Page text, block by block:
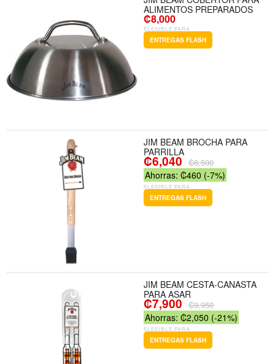
ALIMENTOS PREPARADOS
₡8,000
ELEGIBLE PARA
ENTREGAS FLASH
JIM BEAM BROCHA PARA
PARRILLA
₡6,040 ₡6,500
Ahorras: ₡460 (-7%)
ELEGIBLE PARA
ENTREGAS FLASH
JIM BEAM CESTA-CANASTA
PARA ASAR
₡7,900 ₡9,950
Ahorras: ₡2,050 (-21%)
ELEGIBLE PARA
ENTREGAS FLASH